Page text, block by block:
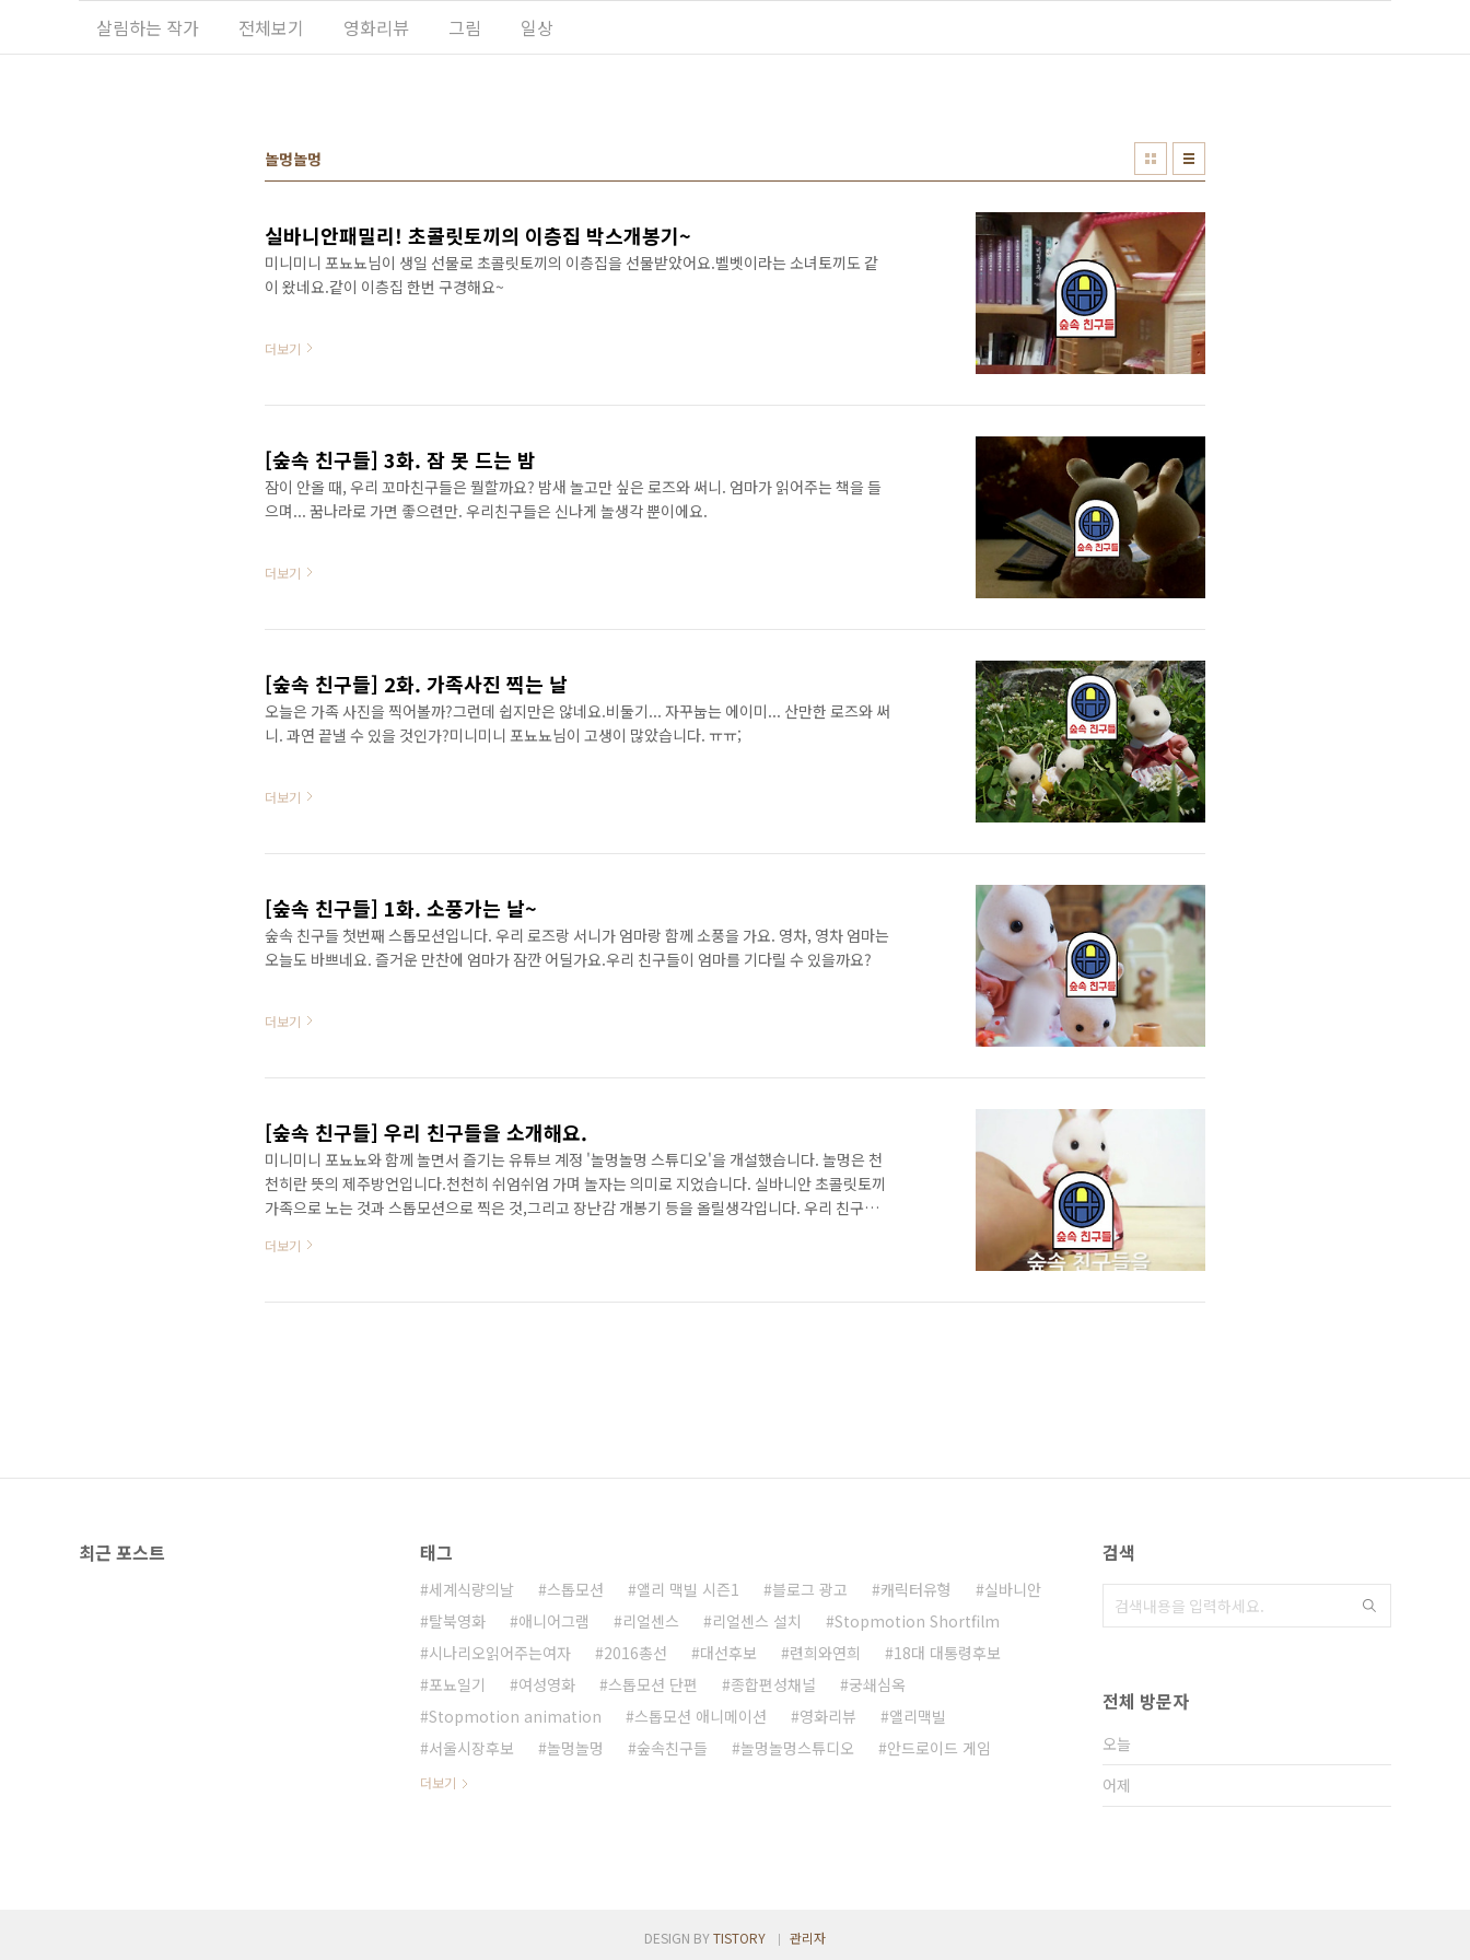
살림하는 작가 전체보기 영화리뷰 그림 일상
놀멍놀멍
실바니안패밀리! 초콜릿토끼의 이층집 박스개봉기~
미니미니 포뇨뇨님이 생일 선물로 초콜릿토끼의 이층집을 선물받았어요.벨벳이라는 소녀토끼도 같
이 왔네요.같이 이층집 한번 구경해요~
더보기
[숲속 친구들] 3화. 잠 못 드는 밤
잠이 안올 때, 우리 꼬마친구들은 뭘할까요? 밤새 놀고만 싶은 로즈와 써니. 엄마가 읽어주는 책을 들
으며... 꿈나라로 가면 좋으련만. 우리친구들은 신나게 놀생각 뿐이에요.
더보기
[숲속 친구들] 2화. 가족사진 찍는 날
오늘은 가족 사진을 찍어볼까?그런데 쉽지만은 않네요.비둘기... 자꾸눕는 에이미... 산만한 로즈와 써
니. 과연 끝낼 수 있을 것인가?미니미니 포뇨뇨님이 고생이 많았습니다. ㅠㅠ;
더보기
[숲속 친구들] 1화. 소풍가는 날~
숲속 친구들 첫번째 스톱모션입니다. 우리 로즈랑 서니가 엄마랑 함께 소풍을 가요. 영차, 영차 엄마는
오늘도 바쁘네요. 즐거운 만찬에 엄마가 잠깐 어딜가요.우리 친구들이 엄마를 기다릴 수 있을까요?
더보기
[숲속 친구들] 우리 친구들을 소개해요.
미니미니 포뇨뇨와 함께 놀면서 즐기는 유튜브 계정 '놀멍놀멍 스튜디오'을 개설했습니다. 놀멍은 천
천히란 뜻의 제주방언입니다.천천히 쉬엄쉬엄 가며 놀자는 의미로 지었습니다. 실바니안 초콜릿토끼
가족으로 노는 것과 스톱모션으로 찍은 것,그리고 장난감 개봉기 등을 올릴생각입니다. 우리 친구들
더보기
최근 포스트 태그
세계식량의날 스톱모션 앨리 맥빌 시즌1 블로그 광고 캐릭터유형
실바니안
탈북영화
애니어그램 리얼센스 리얼센스 설치
Stopmotion Shortfilm
시나리오읽어주는여자
2016총선 대선후보 련희와연희
18대 대통령후보
포뇨일기
여성영화 스톱모션 단편 종합편성채널
궁쇄심옥
Stopmotion animation
스톱모션 애니메이션 영화리뷰
앨리맥빌
서울시장후보
놀멍놀멍 숲속친구들 놀멍놀멍스튜디오 안드로이드 게임
더보기
검색
전체 방문자
오늘
어제
DESIGN BYTISTORY 관리자